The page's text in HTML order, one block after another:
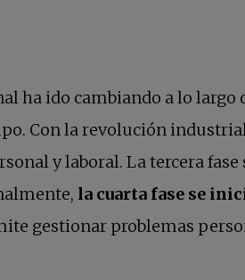
ha ido cambiando a lo largo
Con la revolución
y laboral. La tercera fase
la cuarta fase se
gestionar problemas